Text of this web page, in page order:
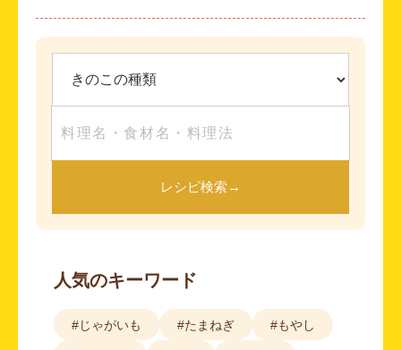
レシピ検索→
人気のキーワード
#じゃがいも #たまねぎ #もやし